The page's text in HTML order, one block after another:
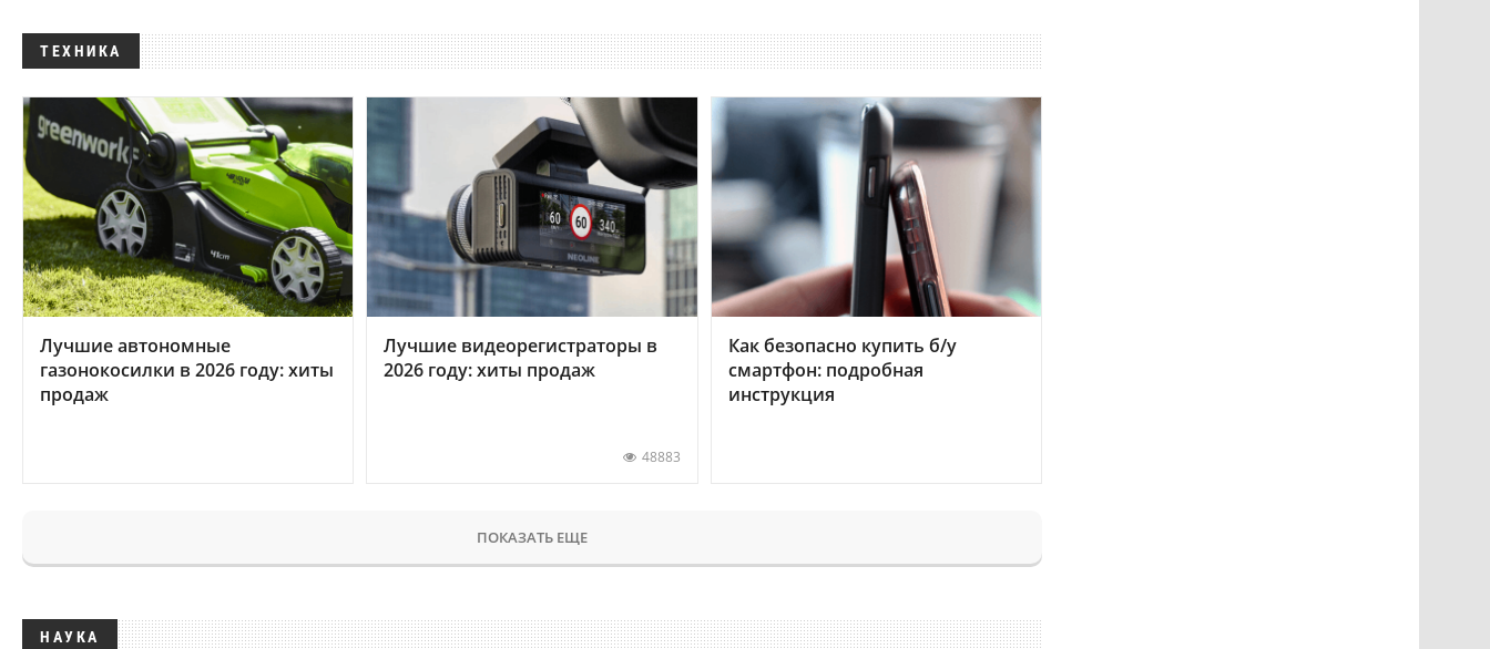
ТЕХНИКА
Лучшие автономные
газонокосилки в 2026 году: хиты
продаж
Лучшие видеорегистраторы в
2026 году: хиты продаж
48883
Как безопасно купить б/у
смартфон: подробная
инструкция
ПОКАЗАТЬ ЕЩЕ
НАУКА